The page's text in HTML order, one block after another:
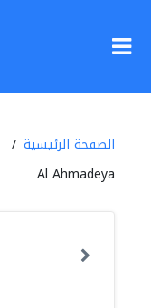
الصفحة الرئيسية
Al Ahmadeya